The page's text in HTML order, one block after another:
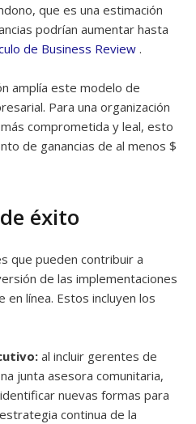
que es una estimación
podrían aumentar hasta
de Business Review .
amplía este modelo de
Para una organización
comprometida y leal, esto
de ganancias de al menos $
éxito
que pueden contribuir a
de las implementaciones
línea. Estos incluyen los
al incluir gerentes de
junta asesora comunitaria,
nuevas formas para
continua de la